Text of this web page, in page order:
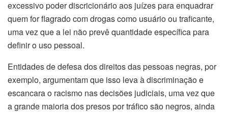
excessivo poder discricionário aos juízes para enquadrar
quem for flagrado com drogas como usuário ou traficante,
uma vez que a lei não prevê quantidade específica para
definir o uso pessoal.
Entidades de defesa dos direitos das pessoas negras, por
exemplo, argumentam que isso leva à discriminação e
escancara o racismo nas decisões judiciais, uma vez que
a grande maioria dos presos por tráfico são negros, ainda